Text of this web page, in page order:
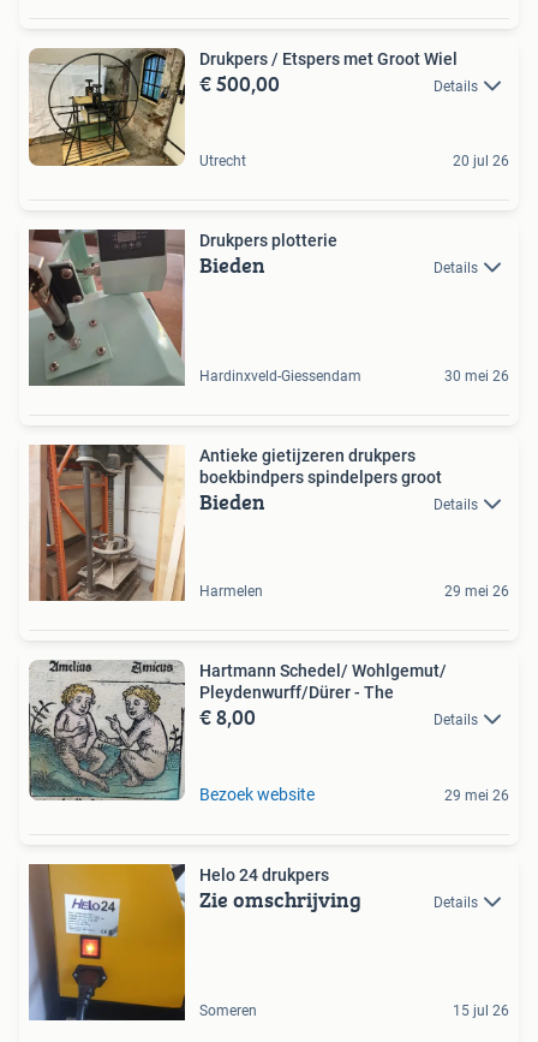
Drukpers / Etspers met Groot Wiel
€ 500,00 Details
Utrecht 20 jul 26
Drukpers plotterie
Bieden Details
Hardinxveld-Giessendam 30 mei 26
Antieke gietijzeren drukpers
boekbindpers spindelpers groot
Bieden Details
Harmelen 29 mei 26
Hartmann Schedel/ Wohlgemut/
Pleydenwurff/Dürer - The
€ 8,00 Details
Bezoek website 29 mei 26
Helo 24 drukpers
Zie omschrijving Details
Someren 15 jul 26